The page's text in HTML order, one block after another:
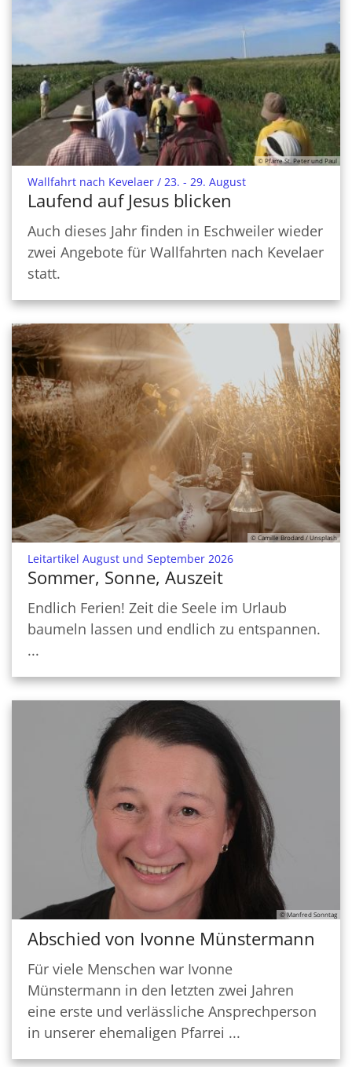
© Pfarre St. Peter und Paul
Wallfahrt nach Kevelaer / 23. - 29. August:
Laufend auf Jesus blicken
Auch dieses Jahr finden in Eschweiler wieder
zwei Angebote für Wallfahrten nach Kevelaer
statt.
© Camille Brodard / Unsplash
Leitartikel August und September 2026:
Sommer, Sonne, Auszeit
Endlich Ferien! Zeit die Seele im Urlaub
baumeln lassen und endlich zu entspannen.
...
© Manfred Sonntag
Abschied von Ivonne Münstermann
Für viele Menschen war Ivonne
Münstermann in den letzten zwei Jahren
eine erste und verlässliche Ansprechperson
in unserer ehemaligen Pfarrei ...